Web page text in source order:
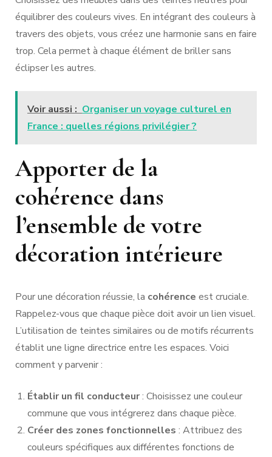
équilibrer des couleurs vives. En intégrant des couleurs à
travers des objets, vous créez une harmonie sans en faire
trop. Cela permet à chaque élément de briller sans
éclipser les autres.
Voir aussi : Organiser un voyage culturel en
France : quelles régions privilégier ?
Apporter de la
cohérence dans
l’ensemble de votre
décoration intérieure
Pour une décoration réussie, la cohérence est cruciale.
Rappelez-vous que chaque pièce doit avoir un lien visuel.
L’utilisation de teintes similaires ou de motifs récurrents
établit une ligne directrice entre les espaces. Voici
comment y parvenir :
Établir un fil conducteur: Choisissez une couleur
commune que vous intégrerez dans chaque pièce.
Créer des zones fonctionnelles : Attribuez des
couleurs spécifiques aux différentes fonctions de